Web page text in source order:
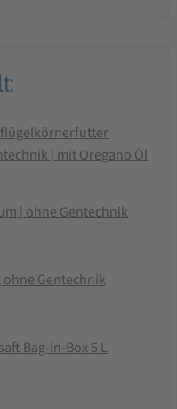
| mit Oregano Öl
| ohne Gentechnik
ohne Gentechnik
Bag-in-Box 5 L